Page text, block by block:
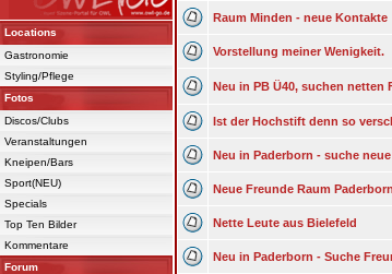
Locations
Gastronomie
Styling/Pflege
Fotos
Discos/Clubs
Veranstaltungen
Kneipen/Bars
Sport(NEU)
Specials
Top Ten Bilder
Kommentare
Forum
Raum Minden - neue Kontakte
Vorstellung meiner Wenigkeit.
Neu in PB Ü40, suchen netten
Ist der Hochstift denn so
Neu in Paderborn - suche
Neue Freunde Raum
Nette Leute aus Bielefeld
Neu in Paderborn - Suche